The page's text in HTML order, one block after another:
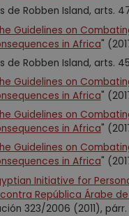
de Robben Island, arts.
Guidelines on
in Africa"
de Robben Island, arts.
Guidelines on
in Africa"
Guidelines on
in Africa"
Guidelines on
in Africa"
Initiative for
República Árabe
323/2006 (2011), párr.